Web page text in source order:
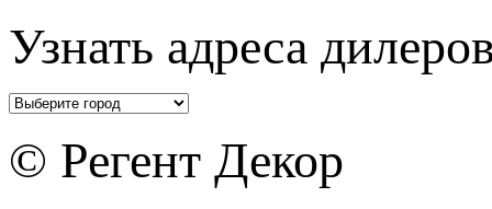
Узнать адреса
© Регент Декор